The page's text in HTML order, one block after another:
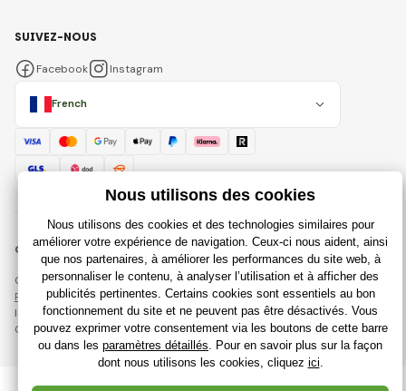
French
SUIVEZ-NOUS
Facebook Instagram
© 2018 - 2026 Rajdujouet.fr, Tous droits réservés
Cette page est protégée par reCAPTCHA et s'appliquent
Règles de protection des données personnellessociétés Google et
leur
Conditions contractuelles
Création de boutiques en ligne performantes à partir deRIESENIA